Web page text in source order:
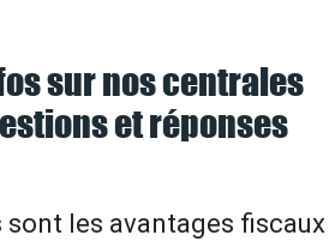
sur nos centrales
et réponses
sont les avantages fiscaux